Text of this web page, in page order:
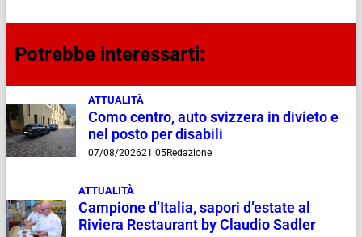
Potrebbe interessarti:
ATTUALITÀ
Como centro, auto svizzera in divieto e
nel posto per disabili
07/08/202621:05Redazione
ATTUALITÀ
Campione d’Italia, sapori d’estate al
Riviera Restaurant by Claudio Sadler